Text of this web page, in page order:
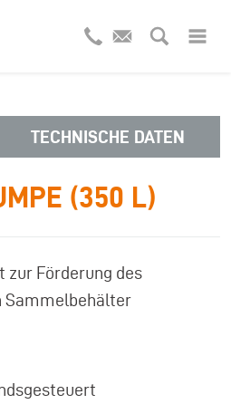
TECHNISCHE DATEN
(350 L)
zur Förderung des
Sammelbehälter